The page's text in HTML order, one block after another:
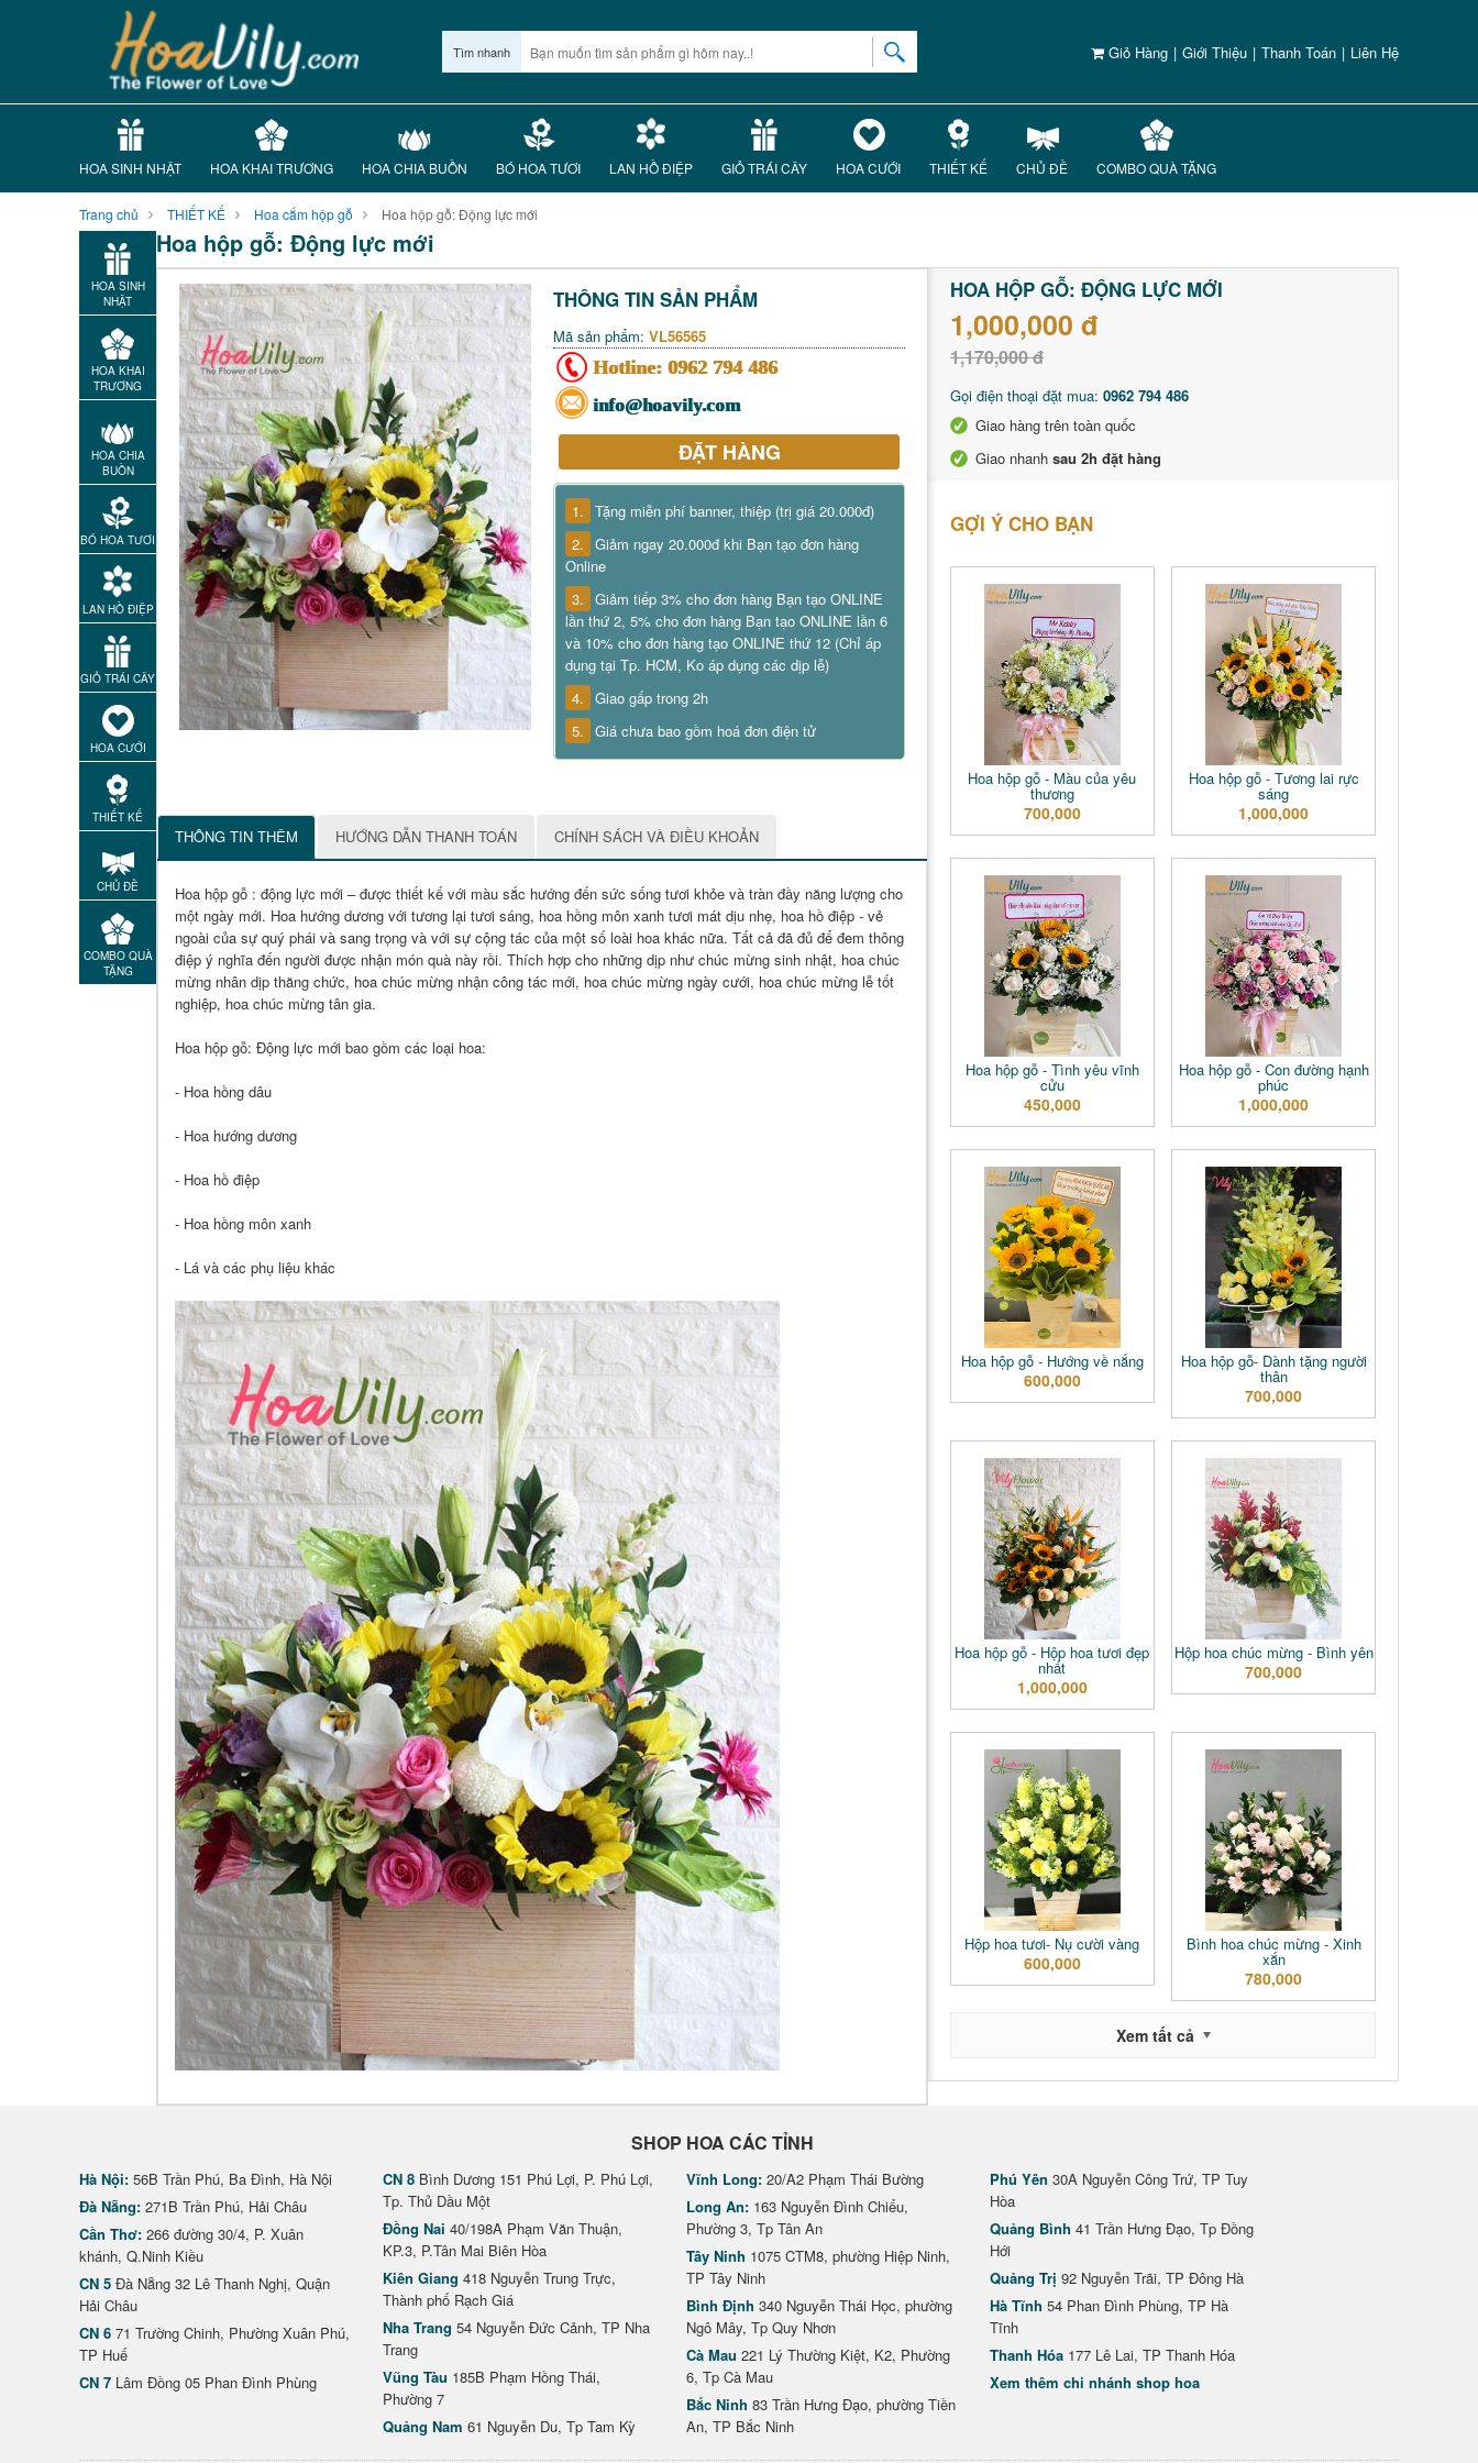
Giỏ Hàng | Giới Thiệu | Thanh Toán | Liên Hệ
Tìm nhanh
HOA SINH NHẬT HOA KHAI TRƯƠNG HOA CHIA BUỒN BÓ HOA TƯƠI LAN HỒ ĐIỆP GIỎ TRÁI CÂY HOA CƯỚI THIẾT KẾ CHỦ ĐỀ COMBO QUÀ TẶNG
Trang chủ THIẾT KẾ Hoa cắm hộp gỗ Hoa hộp gỗ: Động lực mới
HOA SINH
NHẬT
HOA KHAI
TRƯƠNG
HOA CHIA
BUỒN
BÓ HOA TƯƠI
LAN HỒ ĐIỆP
GIỎ TRÁI CÂY
HOA CƯỚI
THIẾT KẾ
CHỦ ĐỀ
COMBO QUÀ
TẶNG
Hoa hộp gỗ: Động lực mới
THÔNG TIN SẢN PHẨM
Mã sản phẩm: VL56565
Hotline: 0962 794 486
info@hoavily.com
ĐẶT HÀNG
1. Tặng miễn phí banner, thiệp (trị giá 20.000đ)
2. Giảm ngay 20.000đ khi Bạn tạo đơn hàng
Online
3. Giảm tiếp 3% cho đơn hàng Bạn tạo ONLINE
lần thứ 2, 5% cho đơn hàng Bạn tạo ONLINE lần 6
và 10% cho đơn hàng tạo ONLINE thứ 12 (Chỉ áp
dụng tại Tp. HCM, Ko áp dụng các dịp lễ)
4. Giao gấp trong 2h
5. Giá chưa bao gồm hoá đơn điện tử
THÔNG TIN THÊM HƯỚNG DẪN THANH TOÁN CHÍNH SÁCH VÀ ĐIỀU KHOẢN
Hoa hộp gỗ : động lực mới – được thiết kế với màu sắc hướng đến sức sống tươi khỏe và tràn đầy năng lượng cho
một ngày mới. Hoa hướng dương với tương lại tươi sáng, hoa hồng môn xanh tươi mát dịu nhẹ, hoa hồ điệp - vẻ
ngoài của sự quý phái và sang trọng và với sự cộng tác của một số loài hoa khác nữa. Tất cả đã đủ để đem thông
điệp ý nghĩa đến người được nhận món quà này rồi. Thích hợp cho những dịp như chúc mừng sinh nhật, hoa chúc
mừng nhân dịp thăng chức, hoa chúc mừng nhận công tác mới, hoa chúc mừng ngày cưới, hoa chúc mừng lễ tốt
nghiệp, hoa chúc mừng tân gia.
Hoa hộp gỗ: Động lực mới bao gồm các loại hoa:
- Hoa hồng dâu
- Hoa hướng dương
- Hoa hồ điệp
- Hoa hồng môn xanh
- Lá và các phụ liệu khác
HOA HỘP GỖ: ĐỘNG LỰC MỚI
1,000,000 đ
1,170,000 đ
Gọi điện thoại đặt mua: 0962 794 486
Giao hàng trên toàn quốc
Giao nhanh sau 2h đặt hàng
GỢI Ý CHO BẠN
Hoa hộp gỗ - Màu của yêu
thương
700,000
Hoa hộp gỗ - Tương lai rực
sáng
1,000,000
Hoa hộp gỗ - Tình yêu vĩnh
cửu
450,000
Hoa hộp gỗ - Con đường hạnh
phúc
1,000,000
Hoa hộp gỗ - Hướng về nắng
600,000
Hoa hộp gỗ- Dành tặng người
thân
700,000
Hoa hộp gỗ - Hộp hoa tươi đẹp
nhất
1,000,000
Hộp hoa chúc mừng - Bình yên
700,000
Hộp hoa tươi- Nụ cười vàng
600,000
Bình hoa chúc mừng - Xinh
xắn
780,000
Xem tất cả
SHOP HOA CÁC TỈNH
Hà Nội: 56B Trần Phú, Ba Đình, Hà Nội
Đà Nẵng: 271B Trần Phú, Hải Châu
Cần Thơ: 266 đường 30/4, P. Xuân
khánh, Q.Ninh Kiều
CN 5 Đà Nẵng 32 Lê Thanh Nghị, Quận
Hải Châu
CN 6 71 Trường Chinh, Phường Xuân Phú,
TP Huế
CN 7 Lâm Đồng 05 Phan Đình Phùng
CN 8 Bình Dương 151 Phú Lợi, P. Phú Lợi,
Tp. Thủ Dầu Một
Đồng Nai 40/198A Phạm Văn Thuận,
KP.3, P.Tân Mai Biên Hòa
Kiên Giang 418 Nguyễn Trung Trực,
Thành phố Rạch Giá
Nha Trang 54 Nguyễn Đức Cảnh, TP Nha
Trang
Vũng Tàu 185B Phạm Hồng Thái,
Phường 7
Quảng Nam 61 Nguyễn Du, Tp Tam Kỳ
Vĩnh Long: 20/A2 Phạm Thái Bường
Long An: 163 Nguyễn Đình Chiểu,
Phường 3, Tp Tân An
Tây Ninh 1075 CTM8, phường Hiệp Ninh,
TP Tây Ninh
Bình Định 340 Nguyễn Thái Học, phường
Ngô Mây, Tp Quy Nhơn
Cà Mau 221 Lý Thường Kiệt, K2, Phường
6, Tp Cà Mau
Bắc Ninh 83 Trần Hưng Đạo, phường Tiền
An, TP Bắc Ninh
Phú Yên 30A Nguyễn Công Trứ, TP Tuy
Hòa
Quảng Bình 41 Trần Hưng Đạo, Tp Đồng
Hới
Quảng Trị 92 Nguyễn Trãi, TP Đông Hà
Hà Tĩnh 54 Phan Đình Phùng, TP Hà
Tĩnh
Thanh Hóa 177 Lê Lai, TP Thanh Hóa
Xem thêm chi nhánh shop hoa